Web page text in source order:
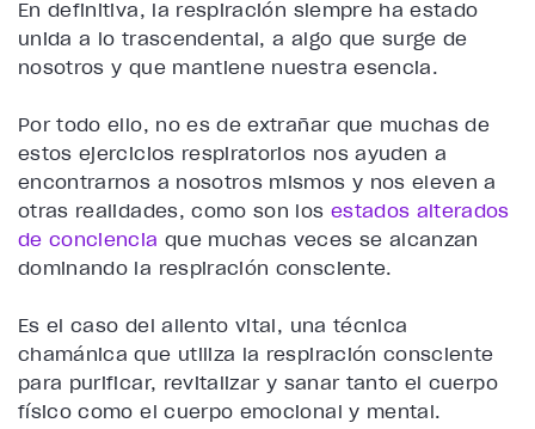
En definitiva, la respiración siempre ha estado
unida a lo trascendental, a algo que surge de
nosotros y que mantiene nuestra esencia.
Por todo ello, no es de extrañar que muchas de
estos ejercicios respiratorios nos ayuden a
encontrarnos a nosotros mismos y nos eleven a
otras realidades, como son los estados alterados
de conciencia que muchas veces se alcanzan
dominando la respiración consciente.
Es el caso delaliento vital, una técnica
chamánica que utiliza la respiración consciente
para purificar, revitalizar y sanar tanto el cuerpo
físico como el cuerpo emocional y mental.